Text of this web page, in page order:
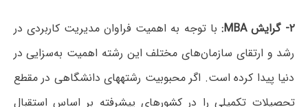
۲- گرایش MBA
: با توجه به اهمیت فراوان مدیریت کاربردی در
رشد و ارتقای سازمان‌های مختلف این رشته اهمیت به‌سزایی در
دنیا پیدا کرده است. اگر محبوبیت رشته­های دانشگاهی در مقطع
تحصیلات تکمیلی را در کشورهای پیشرفته بر اساس استقبال